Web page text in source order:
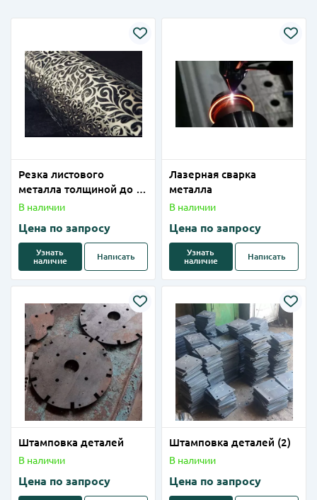
Резка листового
металла толщиной до 1-
4 мм (алюминий) на
В наличии
Цена по запросу
Узнать
наличие
Написать
Лазерная сварка
металла
В наличии
Цена по запросу
Узнать
наличие
Написать
Штамповка деталей
В наличии
Цена по запросу
Штамповка деталей (2)
В наличии
Цена по запросу